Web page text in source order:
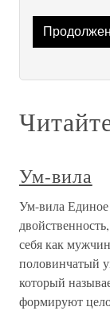
Ум-вила
Ум-вила Единое
себя как
половинчатый
который
формируют